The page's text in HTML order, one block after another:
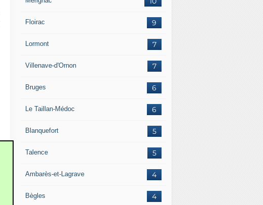
9
Floirac
7
Lormont
7
Villenave-d'Ornon
6
Bruges
6
Le Taillan-Médoc
5
Blanquefort
5
Talence
4
Ambarès-et-Lagrave
4
Bègles